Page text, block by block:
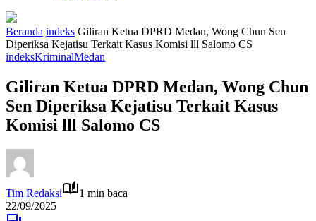
Beranda indeks Giliran Ketua DPRD Medan, Wong Chun Sen
Diperiksa Kejatisu Terkait Kasus Komisi lll Salomo CS
indeksKriminalMedan
Giliran Ketua DPRD Medan, Wong Chun
Sen Diperiksa Kejatisu Terkait Kasus
Komisi lll Salomo CS
Tim Redaksi
1 min baca
22/09/2025